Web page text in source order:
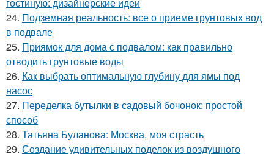
24. Подземная реальность: все о приеме грунтовых вод
в подвале
25. Приямок для дома с подвалом: как правильно
отводить грунтовые воды
26. Как выбрать оптимальную глубину для ямы под
насос
27. Переделка бутылки в садовый бочонок: простой
способ
28. Татьяна Буланова: Москва, моя страсть
29. Создание удивительных поделок из воздушного